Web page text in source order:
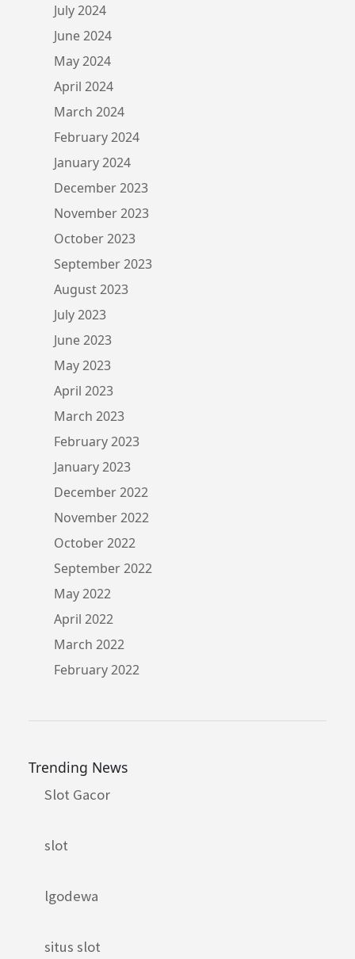
July 2024
June 2024
May 2024
April 2024
March 2024
February 2024
January 2024
December 2023
November 2023
October 2023
September 2023
August 2023
July 2023
June 2023
May 2023
April 2023
March 2023
February 2023
January 2023
December 2022
November 2022
October 2022
September 2022
May 2022
April 2022
March 2022
February 2022
Trending News
Slot Gacor
slot
lgodewa
situs slot